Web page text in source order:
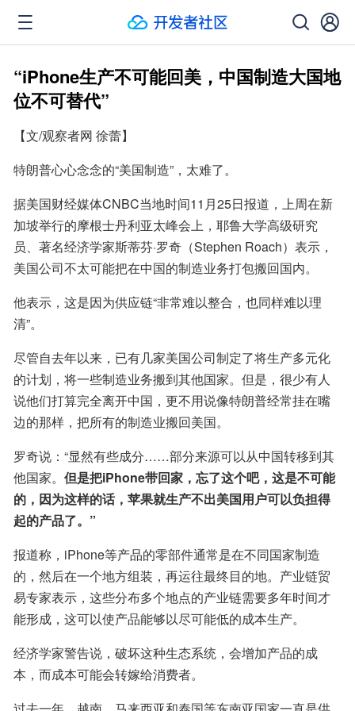
“iPhone生产不可能回美，中国制造大国地
位不可替代”
【文/观察者网 徐蕾】
特朗普心心念念的“美国制造”，太难了。
据美国财经媒体CNBC当地时间11月25日报道，上周在新
加坡举行的摩根士丹利亚太峰会上，耶鲁大学高级研究
员、著名经济学家斯蒂芬·罗奇（Stephen Roach）表示，
美国公司不太可能把在中国的制造业务打包搬回国内。
他表示，这是因为供应链“非常难以整合，也同样难以理
清”。
尽管自去年以来，已有几家美国公司制定了将生产多元化
的计划，将一些制造业务搬到其他国家。但是，很少有人
说他们打算完全离开中国，更不用说像特朗普经常挂在嘴
边的那样，把所有的制造业搬回美国。
罗奇说：“显然有些成分……部分来源可以从中国转移到其
他国家。 但是把iPhone带回家，忘了这个吧，这是不可能
的，因为这样的话，苹果就生产不出美国用户可以负担得
起的产品了。”
报道称，iPhone等产品的零部件通常是在不同国家制造
的，然后在一个地方组装，再运往最终目的地。产业链贸
易专家表示，这些分布多个地点的产业链需要多年时间才
能形成，这可以使产品能够以尽可能低的成本生产。
经济学家警告说，破坏这种生态系统，会增加产品的成
本，而成本可能会转嫁给消费者。